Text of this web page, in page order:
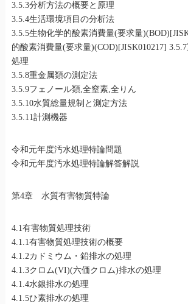
3.5.3分析方法の概要と原理
3.5.4生活環境項目の分析法
3.5.5生物化学的酸素消費量(要求量
的酸素消費量(要求量)(COD)[JISK010217]
処理
3.5.8重金属類の測定法
3.5.9フェノール類,全窒素,全りん
3.5.10水質総量規制と測定方法
3.5.11計測機器
令和元年度汚水処理特論問題
令和元年度汚水処理特論解答解説
第4章 水質有害物質特論
4.1有害物質処理技術
4.1.1有害物質処理技術の概要
4.1.2カドミウム・鉛排水の処理
4.1.3クロム(VI)(六価クロム)排水の処理
4.1.4水銀排水の処理
4.1.5ひ素排水の処理